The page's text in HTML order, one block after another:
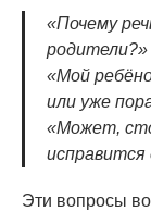
«Почему
родители?»
«Мой
или уже
«Может,
исправится
Эти вопросы